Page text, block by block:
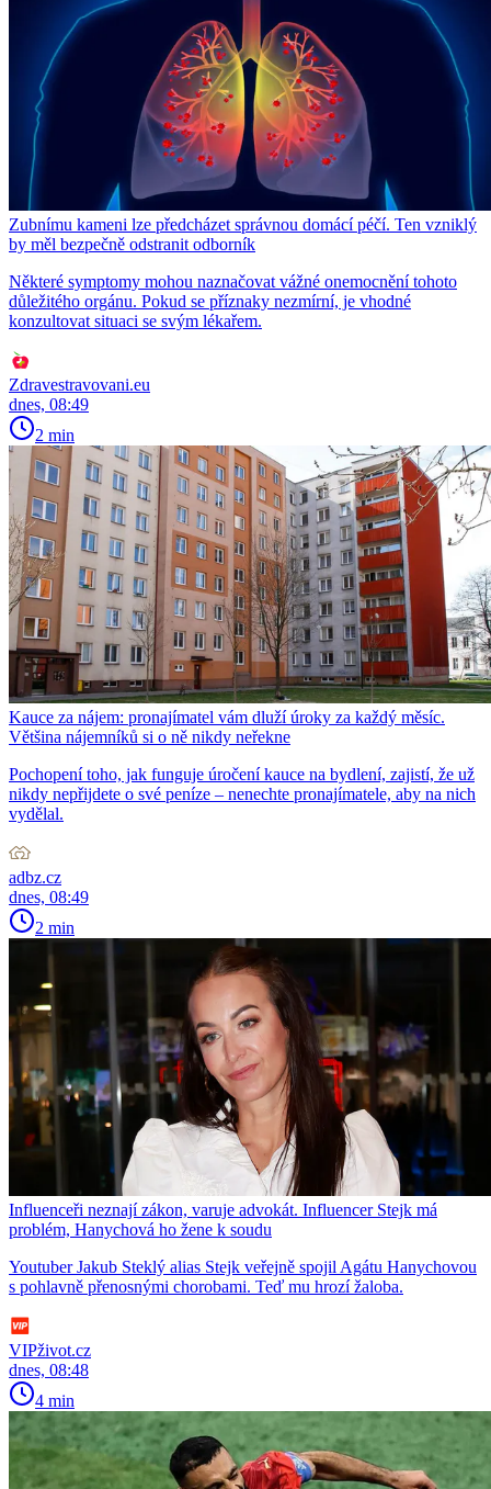
Zubnímu kameni lze předcházet správnou domácí péčí. Ten vzniklý
by měl bezpečně odstranit odborník
Některé symptomy mohou naznačovat vážné onemocnění tohoto
důležitého orgánu. Pokud se příznaky nezmírní, je vhodné
konzultovat situaci se svým lékařem.
Zdravestravovani.eu
dnes, 08:49
2 min
Kauce za nájem: pronajímatel vám dluží úroky za každý měsíc.
Většina nájemníků si o ně nikdy neřekne
Pochopení toho, jak funguje úročení kauce na bydlení, zajistí, že už
nikdy nepřijdete o své peníze – nenechte pronajímatele, aby na nich
vydělal.
adbz.cz
dnes, 08:49
2 min
Influenceři neznají zákon, varuje advokát. Influencer Stejk má
problém, Hanychová ho žene k soudu
Youtuber Jakub Steklý alias Stejk veřejně spojil Agátu Hanychovou
s pohlavně přenosnými chorobami. Teď mu hrozí žaloba.
VIPživot.cz
dnes, 08:48
4 min